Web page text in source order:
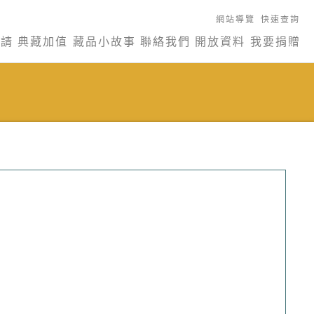
網站導覽 快速查詢
典藏加值 藏品小故事 聯絡我們 開放資料 我要捐贈